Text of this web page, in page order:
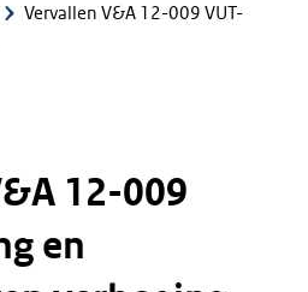
Vervallen V&A 12-009 VUT-
12-009
en